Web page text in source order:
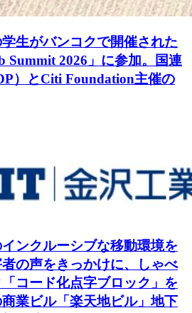
生がバンコクで開催された
Summit 2026」に参加。国連
）とCiti Foundation主催の
インクルーシブな移動環境を
の声をきっかけに、しゃべ
コード化点字ブロック」を
業ビル「楽天地ビル」地下